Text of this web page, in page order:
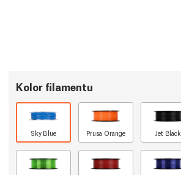
Kolor filamentu
Sky Blue Prusa Orange Jet Black